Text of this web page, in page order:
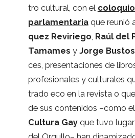
tro cul­tu­ral, con el
par­la­men­ta­riaque reunió
quez Revi­riego, Raúl del
Tama­mes y Jorge Bus­tos
ces, pre­sen­ta­cio­nes de
pro­fe­sio­na­les y cul­tu­ra­les
trado eco en la revista o
de sus con­te­ni­dos –como el
Cul­tura Gayque tuvo lugar